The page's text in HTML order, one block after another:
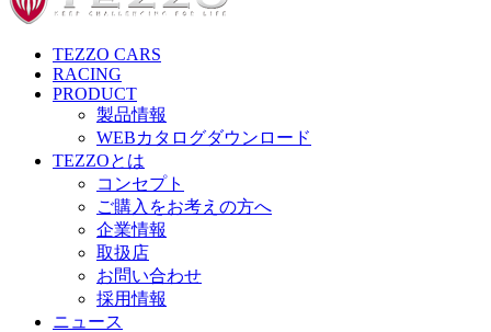
TEZZO CARS
RACING
PRODUCT
製品情報
WEBカタログダウンロード
TEZZOとは
コンセプト
ご購入をお考えの方へ
企業情報
取扱店
お問い合わせ
採用情報
ニュース